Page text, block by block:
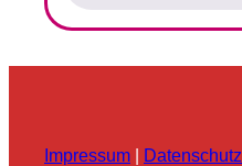
Impressum | Datenschutz